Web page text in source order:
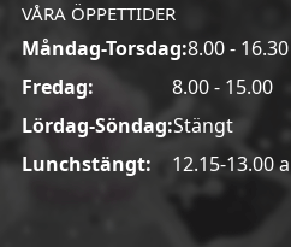
VÅRA ÖPPETTIDER
Måndag-Torsdag:8.00 - 16.30
Fredag:
8.00 - 15.00
Lördag-Söndag:Stängt
Lunchstängt:
12.15-13.00